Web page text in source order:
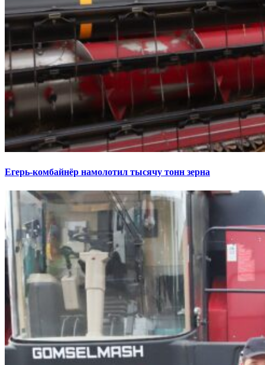
Егерь-комбайнёр намолотил тысячу тонн зерна